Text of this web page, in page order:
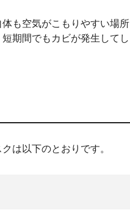
も空気がこもりやすい場所
期間でもカビが発生してし
は以下のとおりです。